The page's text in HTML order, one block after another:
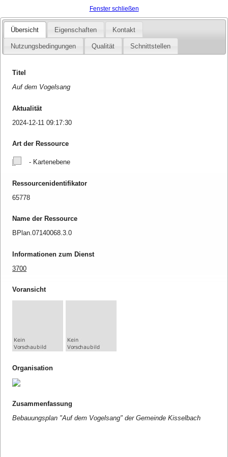
Fenster schließen
Übersicht Eigenschaften Kontakt
Nutzungsbedingungen Qualität Schnittstellen
Titel
Auf dem Vogelsang
Aktualität
2024-12-11 09:17:30
Art der Ressource
- Kartenebene
Ressourcenidentifikator
65778
Name der Ressource
BPlan.07140068.3.0
Informationen zum Dienst
3700
Voransicht
Organisation
Zusammenfassung
Bebauungsplan "Auf dem Vogelsang" der Gemeinde Kisselbach